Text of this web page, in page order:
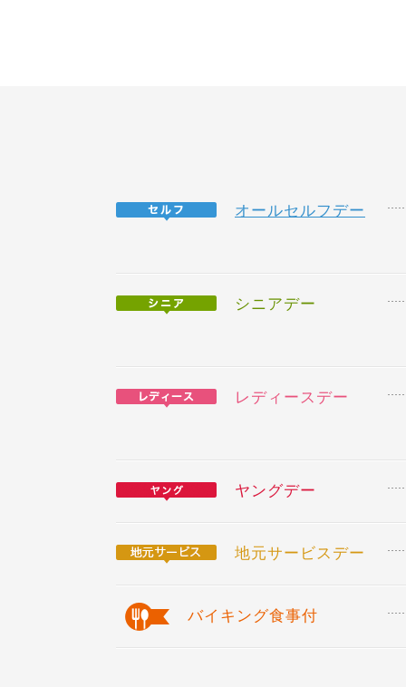
オールセルフデー
シニアデー
レディースデー
ヤングデー
地元サービスデー
バイキング食事付